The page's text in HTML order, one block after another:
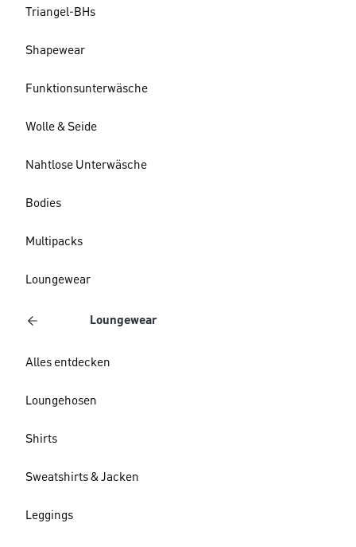
Triangel-BHs
Shapewear
Funktionsunterwäsche
Wolle & Seide
Nahtlose Unterwäsche
Bodies
Multipacks
Loungewear
Loungewear
Alles entdecken
Loungehosen
Shirts
Sweatshirts & Jacken
Leggings